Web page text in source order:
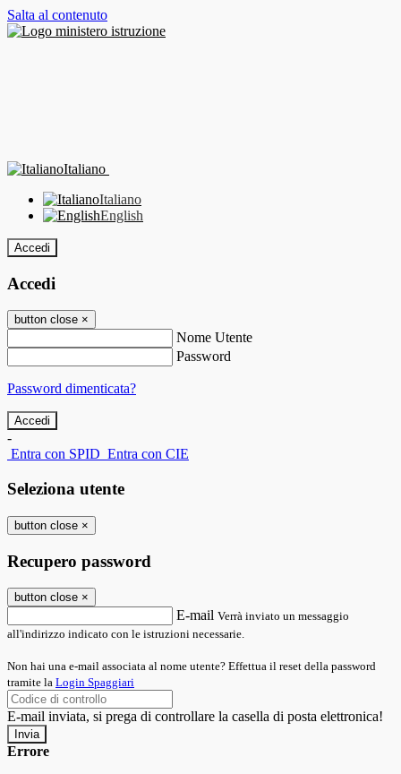
Salta al contenuto
Italiano
Italiano
English
Accedi
Accedi
button close ×
Nome Utente
Password
Password dimenticata?
-
Entra con SPID Entra con CIE
Seleziona utente
button close ×
Recupero password
button close ×
E-mail Verrà inviato un messaggio
all'indirizzo indicato con le istruzioni necessarie.
Non hai una e-mail associata al nome utente? Effettua il reset della password
tramite la Login Spaggiari
E-mail inviata, si prega di controllare la casella di posta elettronica!
Errore